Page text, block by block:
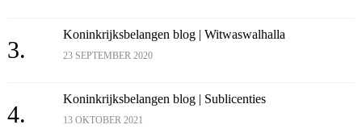
3.
Koninkrijksbelangen blog | Witwaswalhalla
23 SEPTEMBER 2020
4.
Koninkrijksbelangen blog | Sublicenties
13 OKTOBER 2021